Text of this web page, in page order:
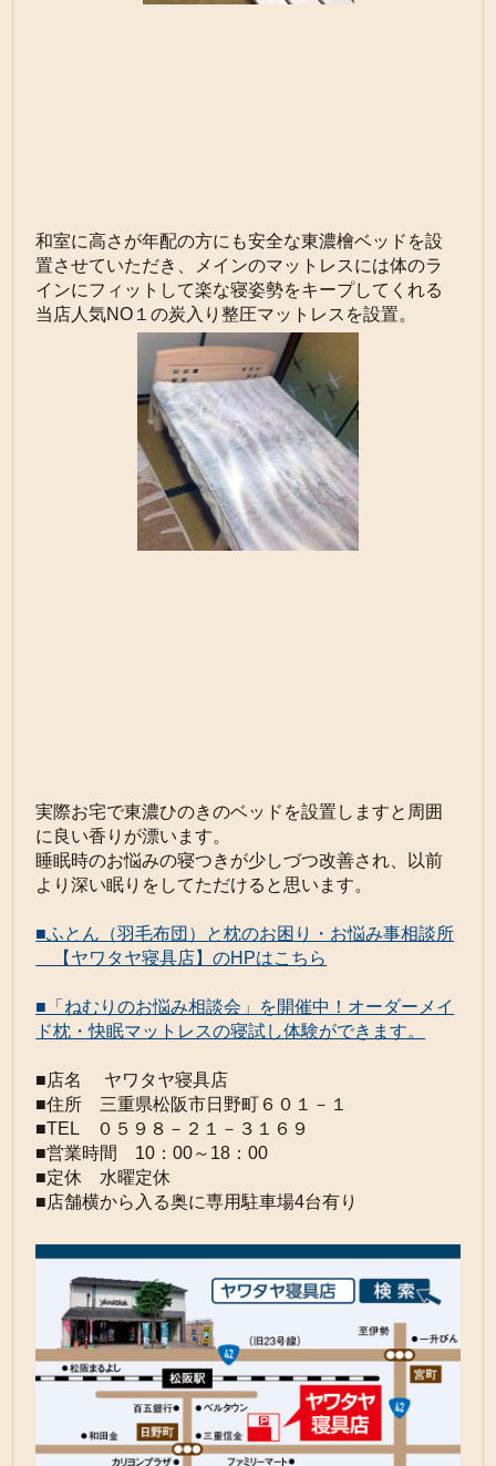
和室に高さが年配の方にも安全な東濃檜ベッドを設
置させていただき、メインのマットレスには体のラ
インにフィットして楽な寝姿勢をキープしてくれる
当店人気NO１の炭入り整圧マットレスを設置。
実際お宅で東濃ひのきのベッドを設置しますと周囲
に良い香りが漂います。
睡眠時のお悩みの寝つきが少しづつ改善され、以前
より深い眠りをしてただけると思います。
■ふとん（羽毛布団）と枕のお困り・お悩み事相談所
【ヤワタヤ寝具店】のHPはこちら
■「ねむりのお悩み相談会」を開催中！オーダーメイ
ド枕・快眠マットレスの寝試し体験ができます。
■店名 ヤワタヤ寝具店
■住所 三重県松阪市日野町６０１－１
■TEL ０５９８－２１－３１６９
■営業時間 10：00～18：00
■定休 水曜定休
■店舗横から入る奥に専用駐車場4台有り